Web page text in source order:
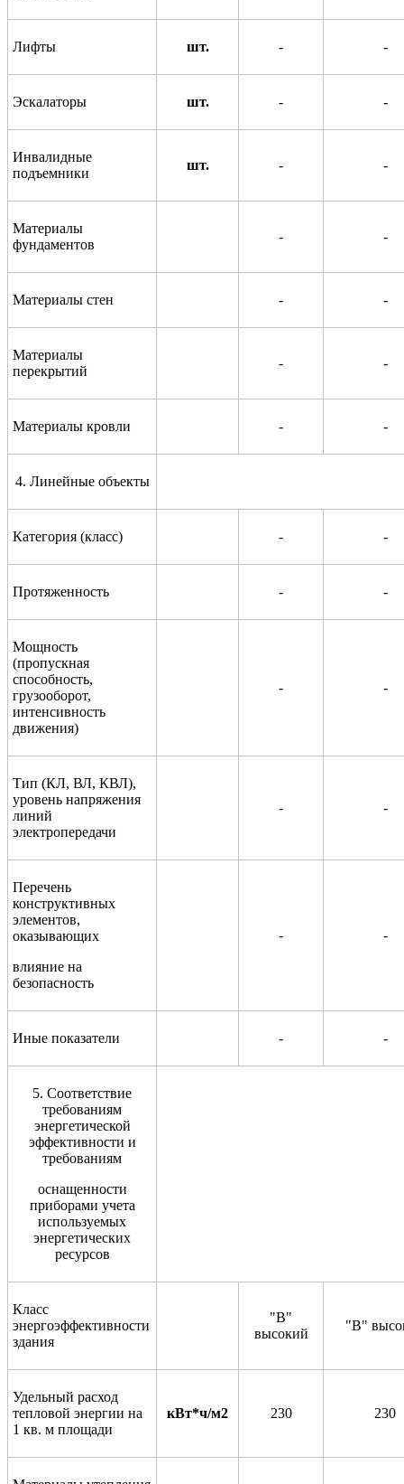
Лифты шт. - -
Эскалаторы шт. - -
Инвалидные
подъемники
шт. - -
Материалы
фундаментов
- -
Материалы стен - -
Материалы
перекрытий
- -
Материалы кровли - -
4. Линейные объекты
Категория (класс) - -
Протяженность - -
Мощность
(пропускная
способность,
грузооборот,
интенсивность
движения)
- -
Тип (КЛ, ВЛ, КВЛ),
уровень напряжения
линий
электропередачи
- -
Перечень
конструктивных
элементов,
оказывающих
влияние на
безопасность
- -
Иные показатели - -
5. Соответствие
требованиям
энергетической
эффективности и
требованиям
оснащенности
приборами учета
используемых
энергетических
ресурсов
Класс
энергоэффективности
здания
"В"
высокий
"В"
Удельный расход
тепловой энергии на
1 кв. м площади
кВт*ч/м2 230 230